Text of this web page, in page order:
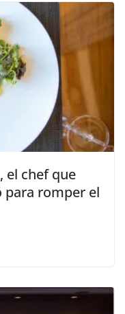
el chef que
romper el